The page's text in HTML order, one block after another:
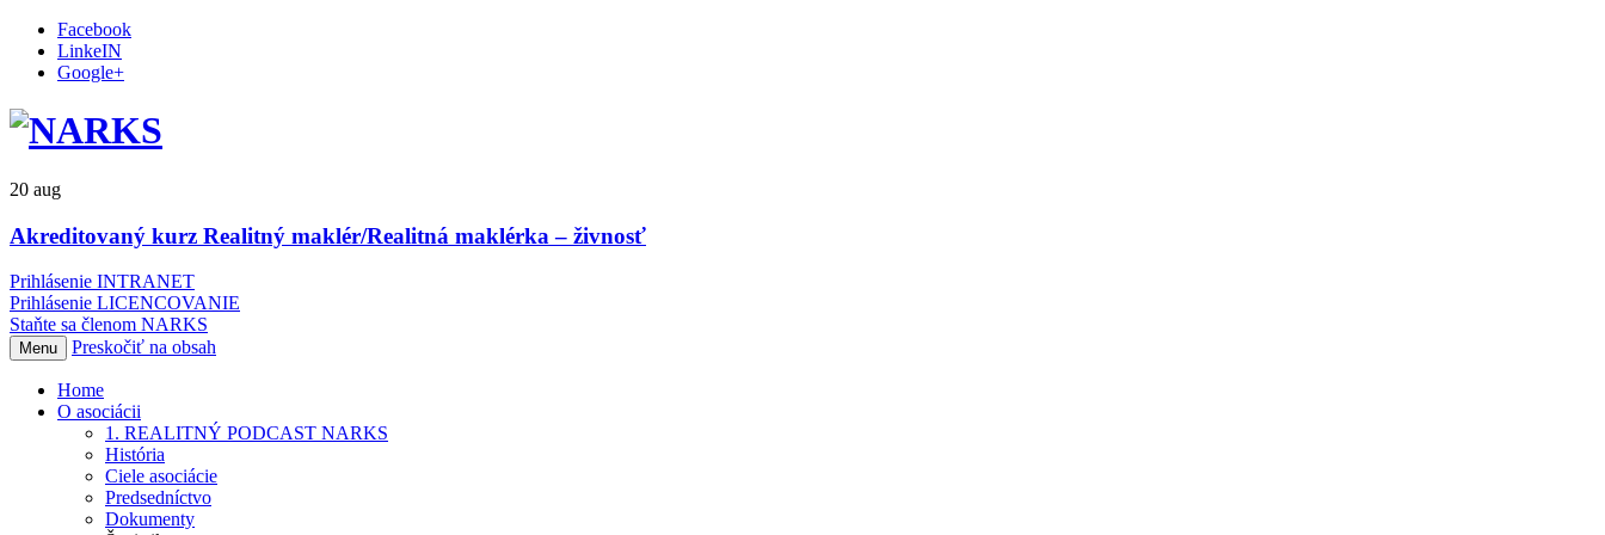
Facebook
LinkeIN
Google+
20 aug
Akreditovaný kurz Realitný maklér/Realitná maklérka – živnosť
Prihlásenie INTRANET
Prihlásenie LICENCOVANIE
Staňte sa členom NARKS
Menu Preskočiť na obsah
Home
O asociácii
1. REALITNÝ PODCAST NARKS
História
Ciele asociácie
Predsedníctvo
Dokumenty